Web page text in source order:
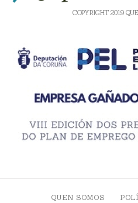
COPYRIGHT 2019
QUEN SOMOS